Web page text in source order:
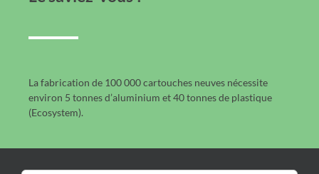
La fabrication de 100 000 cartouches neuves nécessite
environ 5 tonnes d’aluminium et 40 tonnes de plastique
(Ecosystem).